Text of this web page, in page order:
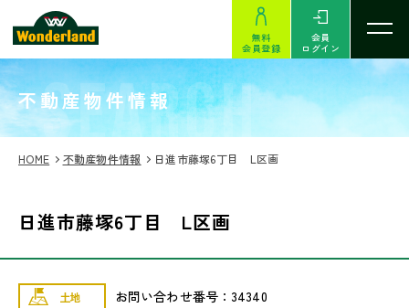
無料
会員登録
会員
ログイン
不動産物件情報
SEARCH
HOME 不動産物件情報 日進市藤塚6丁目 L区画
日進市藤塚6丁目 L区画
土地 お問い合わせ番号：34340